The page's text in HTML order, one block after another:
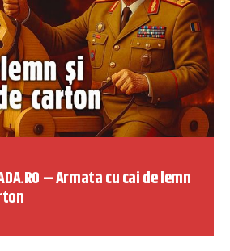
– Armata cu cai de lemn